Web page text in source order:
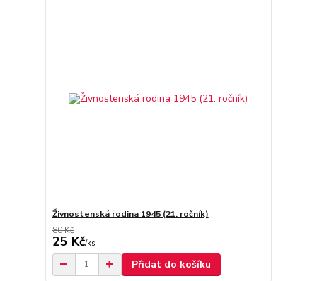
Živnostenská rodina 1945 (21. ročník)
80 Kč
25 Kč/ks
Přidat do košíku